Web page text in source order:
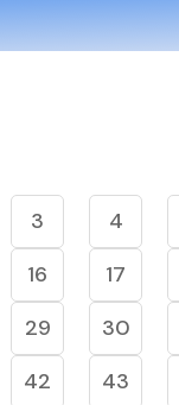
3 4
16 17
29 30
42 43